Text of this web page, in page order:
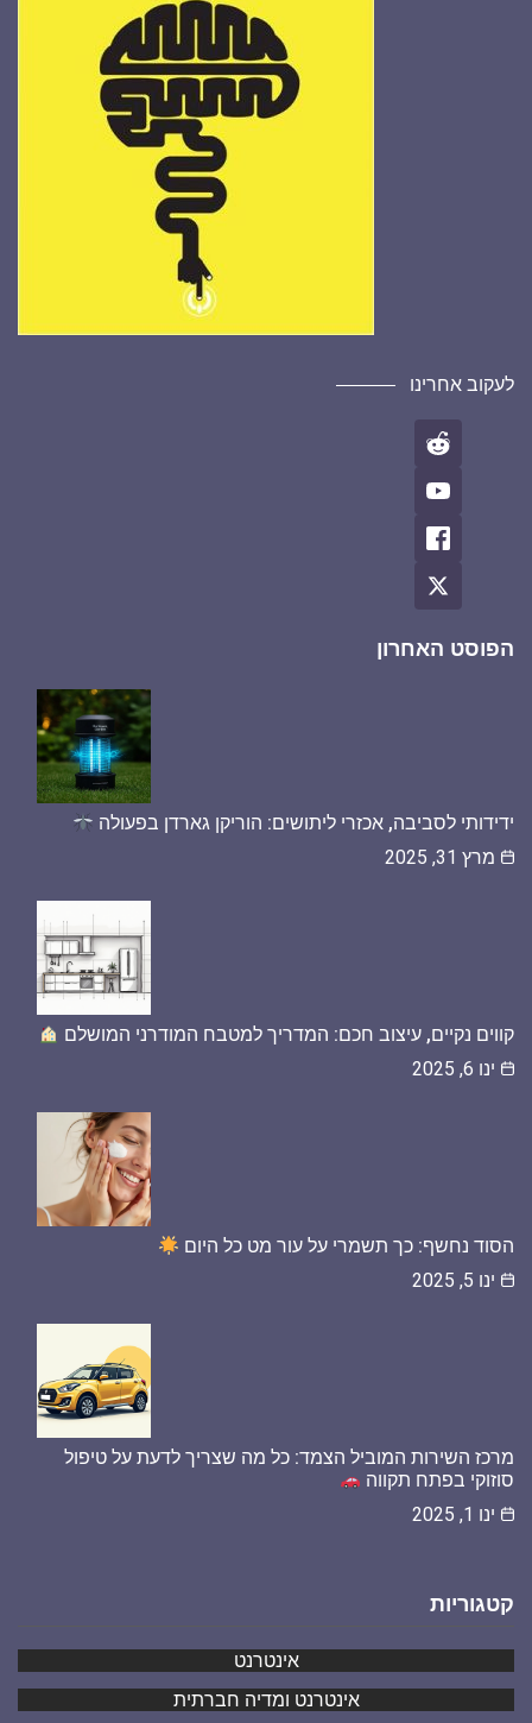
לעקוב אחרינו
הפוסט האחרון
ידידותי לסביבה, אכזרי ליתושים: הוריקן גארדן בפעולה
מרץ 31, 2025
קווים נקיים, עיצוב חכם: המדריך למטבח המודרני המושלם
ינו 6, 2025
הסוד נחשף: כך תשמרי על עור מט כל היום
ינו 5, 2025
מרכז השירות המוביל הצמד: כל מה שצריך לדעת על טיפול
סוזוקי בפתח תקווה
ינו 1, 2025
קטגוריות
אינטרנט
אינטרנט ומדיה חברתית